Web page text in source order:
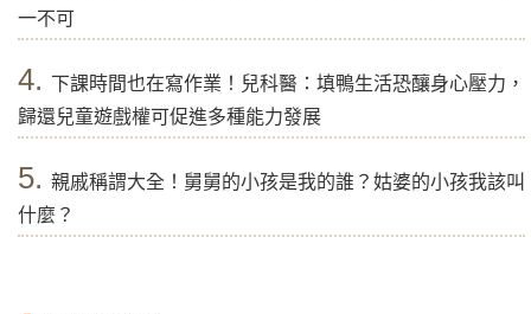
一不可
4. 下課時間也在寫作業！兒科醫：填鴨生活恐釀身心壓力，
歸還兒童遊戲權可促進多種能力發展
5. 親戚稱謂大全！舅舅的小孩是我的誰？姑婆的小孩我該叫
什麼？